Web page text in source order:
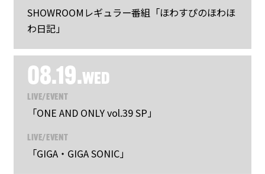
SHOWROOMレギュラー番組「ほわすぴのほわほ
わ日記」
08.19.WED
LIVE/EVENT
「ONE AND ONLY vol.39 SP」
LIVE/EVENT
「GIGA・GIGA SONIC」